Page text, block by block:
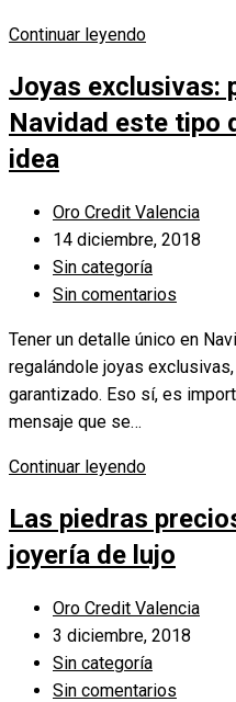
Continuar leyendoHistoria
las
joyas
art
Joyas exclusivas:
Navidad este tipo
idea
Autor
de
la
entrada:
Oro Credit Valencia
Publicación
de
la
14 diciembre, 2018
Categoría
de
entrada:
Sin categoría
Comentarios
la
entrada:
Sin comentarios
Tener un detalle único en
regalándole joyas
garantizado. Eso sí, es
mensaje que se…
Continuar leyendoJoyas
por
qué
regalar
en
Navidad
este
tipo
Las piedras
joyería de lujo
Autor
de
la
entrada:
Oro Credit Valencia
Publicación
de
la
3 diciembre, 2018
Categoría
de
Sin categoría
Comentarios
Sin comentarios